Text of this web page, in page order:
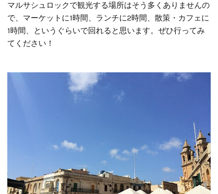
マルサシュロックで観光する場所はそう多くありませんの
で、マーケットに1時間、ランチに2時間、散策・カフェに
1時間、というぐらいで回れると思います。ぜひ行ってみ
てください！